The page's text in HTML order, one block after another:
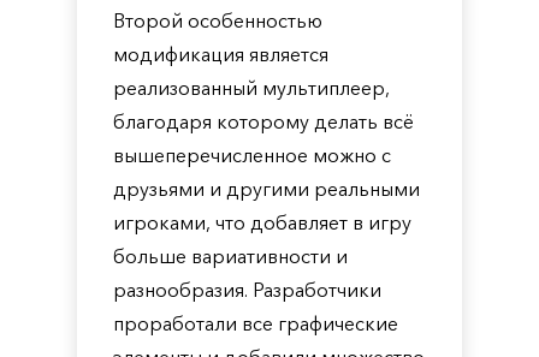
Второй особенностью
модификация является
реализованный мультиплеер,
благодаря которому делать всё
вышеперечисленное можно с
друзьями и другими реальными
игроками, что добавляет в игру
больше вариативности и
разнообразия. Разработчики
проработали все графические